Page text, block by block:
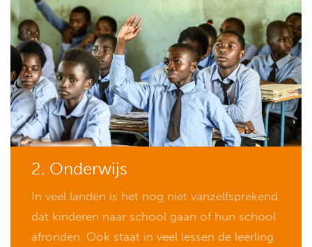
2. Onderwijs
In veel landen is het nog niet vanzelfsprekend
dat kinderen naar school gaan of hun school
afronden. Ook staat in veel lessen de leerling